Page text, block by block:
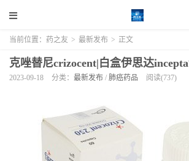
当前位置： 药之友 > 最新发布 > 正文
克唑替尼crizocent|白盒伊思达
2023-09-18 分类： 最新发布 / 肺癌药品 阅读(737)